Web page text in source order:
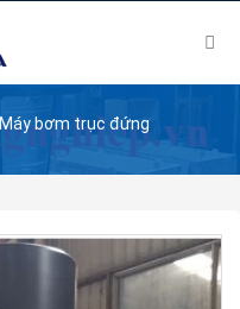
Máy bơm trục đứng